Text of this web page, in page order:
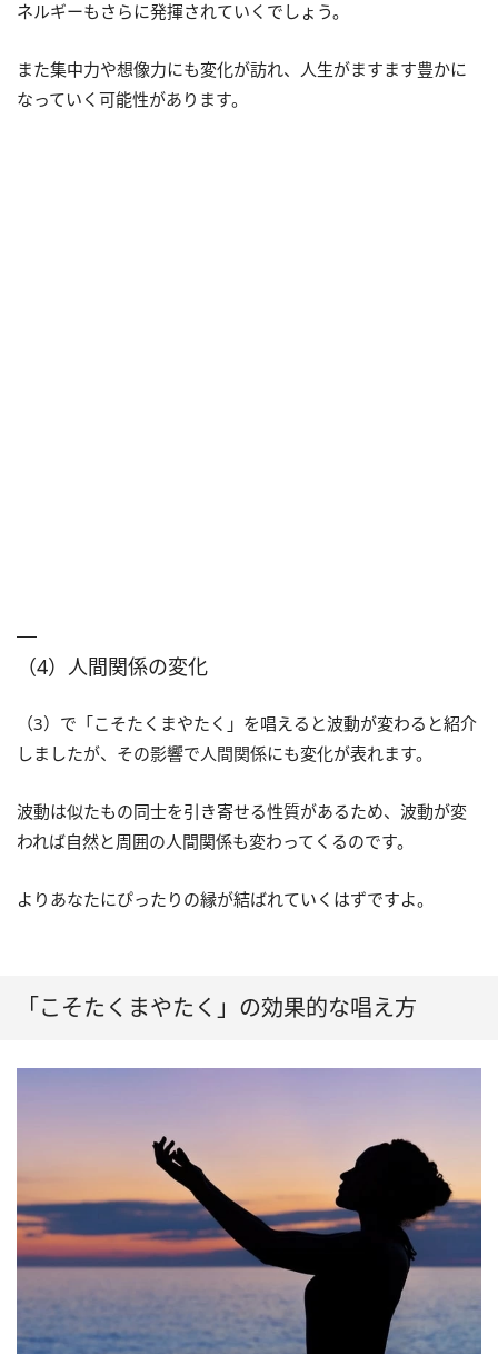
ネルギーもさらに発揮されていくでしょう。
また集中力や想像力にも変化が訪れ、人生がますます豊かに
なっていく可能性があります。
（4）人間関係の変化
（3）で「こそたくまやたく」を唱えると波動が変わると紹介
しましたが、その影響で人間関係にも変化が表れます。
波動は似たもの同士を引き寄せる性質があるため、波動が変
われば自然と周囲の人間関係も変わってくるのです。
よりあなたにぴったりの縁が結ばれていくはずですよ。
「こそたくまやたく」の効果的な唱え方